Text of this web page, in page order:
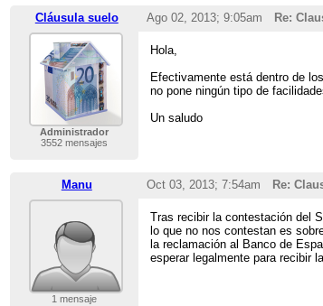
Cláusula suelo Ago 02, 2013; 9:05am Re:
Administrador
3552 mensajes
Hola,
Efectivamente está dentro de
no pone ningún tipo de
Un saludo
Manu Oct 03, 2013; 7:54am Re:
1 mensaje
Tras recibir la contestación del
lo que no nos contestan es
la reclamación al Banco de
esperar legalmente para recibir